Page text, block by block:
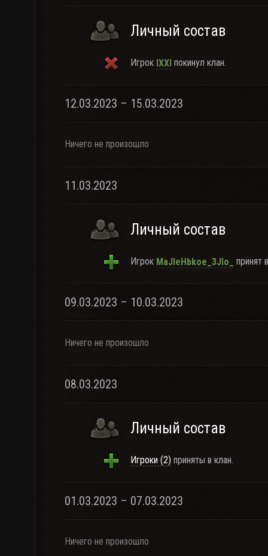
Личный состав
Игрок lXXI покинул клан.
12.03.2023 – 15.03.2023
Ничего не произошло
11.03.2023
Личный состав
Игрок MaJIeHbkoe_3JIo_ принят
09.03.2023 – 10.03.2023
Ничего не произошло
08.03.2023
Личный состав
Игроки (2) приняты в клан.
01.03.2023 – 07.03.2023
Ничего не произошло